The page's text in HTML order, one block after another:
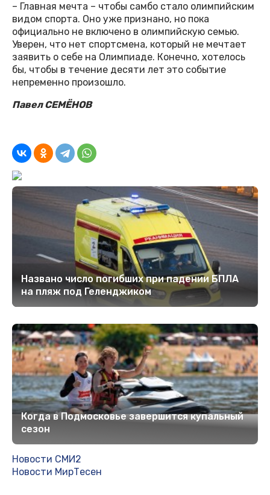
– Главная мечта – чтобы самбо стало олимпийским
видом спорта. Оно уже признано, но пока
официально не включено в олимпийскую семью.
Уверен, что нет спортсмена, который не мечтает
заявить о себе на Олимпиаде. Конечно, хотелось
бы, чтобы в течение десяти лет это событие
непременно произошло.
Павел СЕМЁНОВ
Названо число погибших при падении БПЛА
на пляж под Геленджиком
Когда в Подмосковье завершится купальный
сезон
Новости СМИ2
Новости МирТесен